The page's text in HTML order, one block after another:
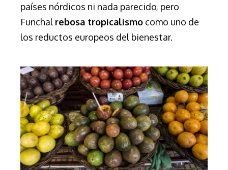
países nórdicos ni nada parecido, pero
Funchal rebosa tropicalismo como uno de
los reductos europeos del bienestar.